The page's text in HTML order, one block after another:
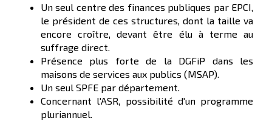
Un seul centre des finances publiques par EPCI,
le président de ces structures, dont la taille va
encore croître, devant être élu à terme au
suffrage direct.
Présence plus forte de la DGFiP dans les
maisons de services aux publics (MSAP).
Un seul SPFE par département.
Concernant l'ASR, possibilité d'un programme
pluriannuel.